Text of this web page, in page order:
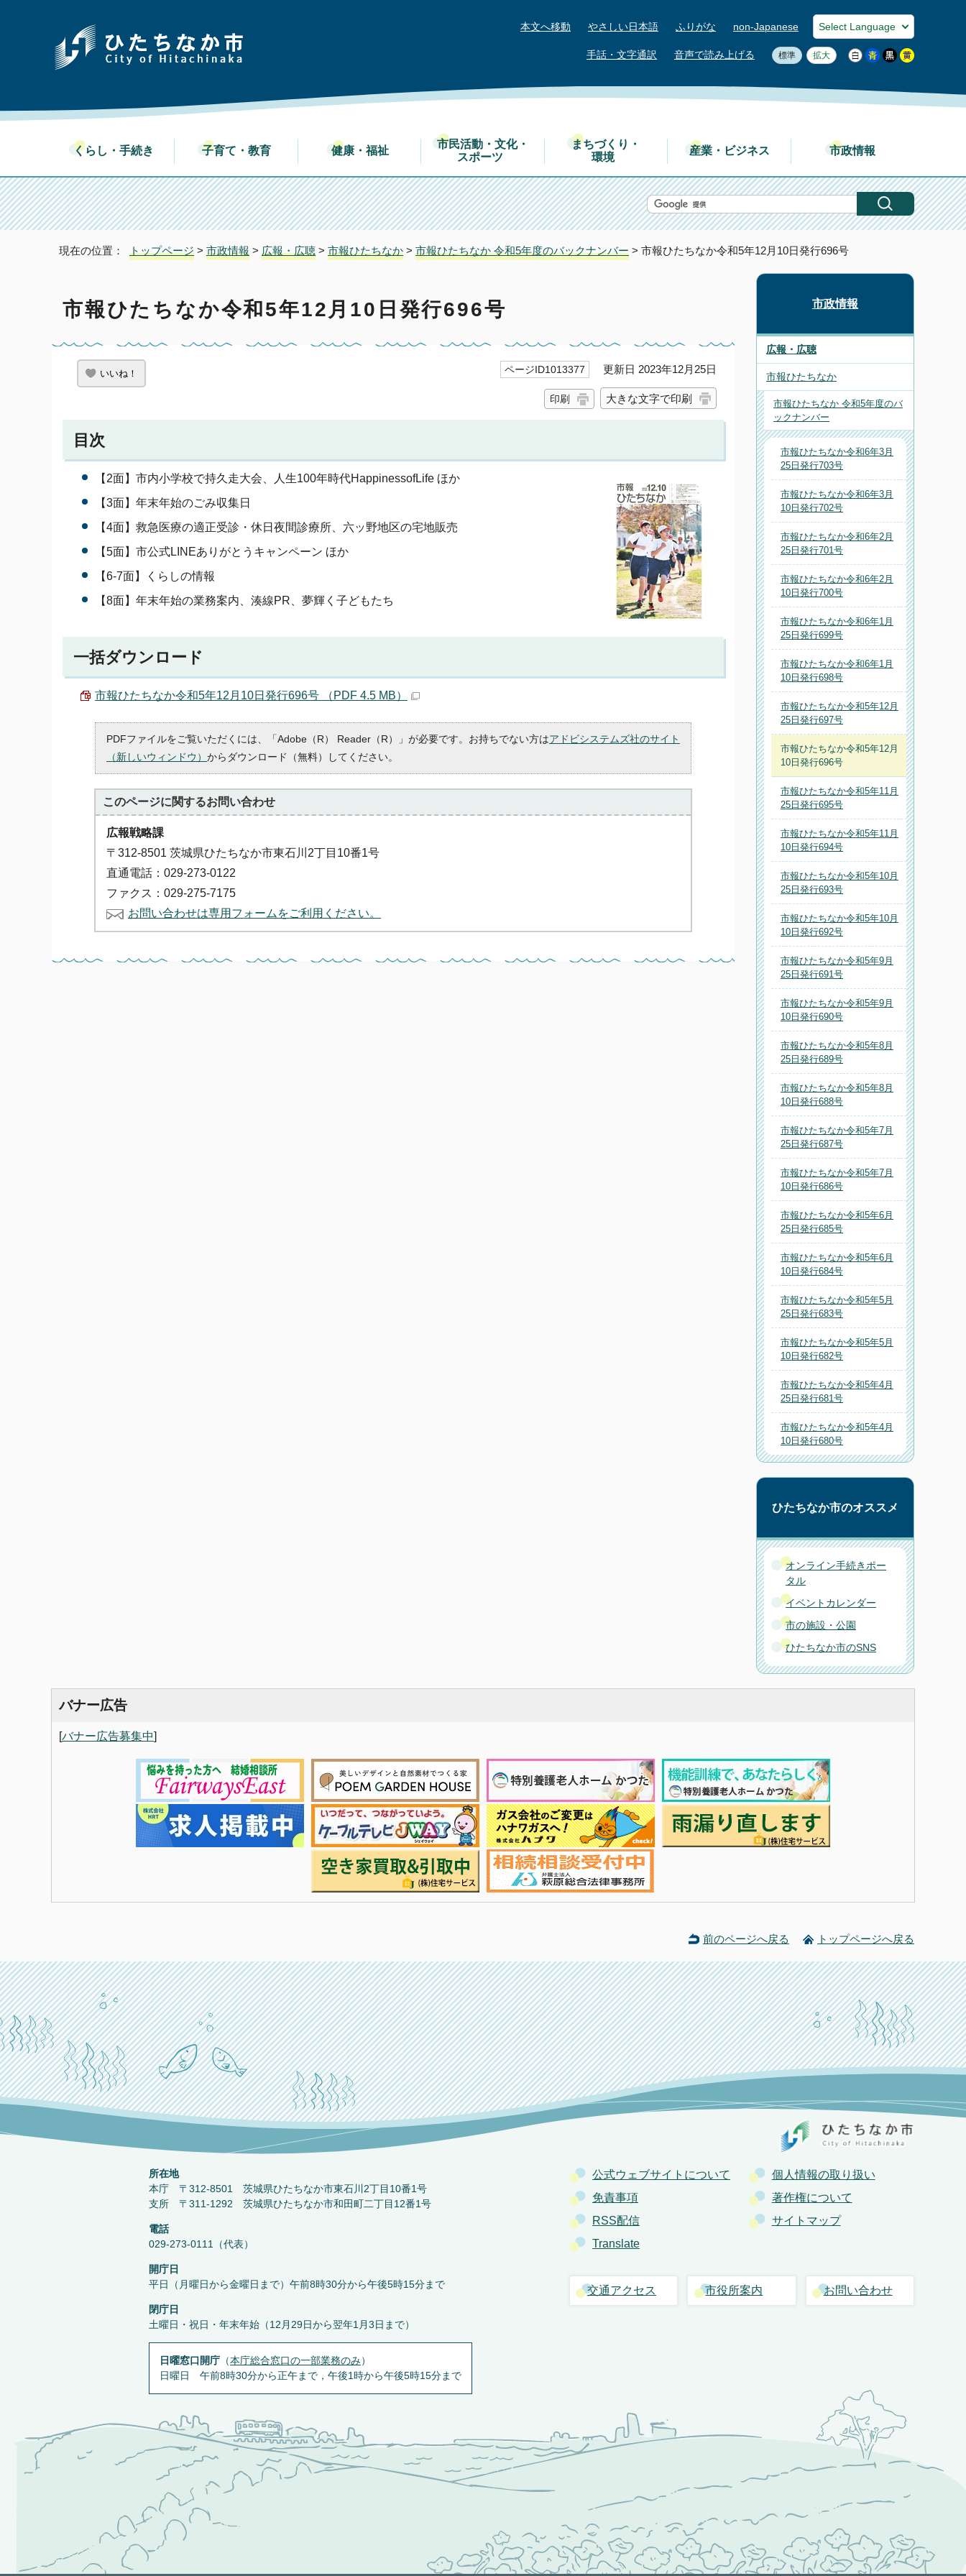
本文へ移動 やさしい日本語 ふりがな non-Japanese
手話・文字通訳 音声で読み上げる 標準 拡大
くらし・手続き 子育て・教育 健康・福祉
市民活動・文化・
スポーツ
まちづくり・
環境
産業・ビジネス 市政情報
現在の位置： トップページ > 市政情報 > 広報・広聴 > 市報ひたちなか > 市報ひたちなか 令和5年度のバックナンバー > 市報ひたちなか令和5年12月10日発行696号
市報ひたちなか令和5年12月10日発行696号
いいね！ ページID1013377 更新日 2023年12月25日
印刷 大きな文字で印刷
目次
【2面】市内小学校で持久走大会、人生100年時代HappinessofLife ほか
【3面】年末年始のごみ収集日
【4面】救急医療の適正受診・休日夜間診療所、六ッ野地区の宅地販売
【5面】市公式LINEありがとうキャンペーン ほか
【6-7面】くらしの情報
【8面】年末年始の業務案内、湊線PR、夢輝く子どもたち
一括ダウンロード
市報ひたちなか令和5年12月10日発行696号 （PDF 4.5 MB）
PDFファイルをご覧いただくには、「Adobe（R） Reader（R）」が必要です。お持ちでない方はアドビシステムズ社のサイト
（新しいウィンドウ） からダウンロード（無料）してください。
このページに関するお問い合わせ
広報戦略課
〒312-8501 茨城県ひたちなか市東石川2丁目10番1号
直通電話：029-273-0122
ファクス：029-275-7175
お問い合わせは専用フォームをご利用ください。
市政情報
広報・広聴
市報ひたちなか
市報ひたちなか 令和5年度のバ
ックナンバー
市報ひたちなか令和6年3月
25日発行703号
市報ひたちなか令和6年3月
10日発行702号
市報ひたちなか令和6年2月
25日発行701号
市報ひたちなか令和6年2月
10日発行700号
市報ひたちなか令和6年1月
25日発行699号
市報ひたちなか令和6年1月
10日発行698号
市報ひたちなか令和5年12月
25日発行697号
市報ひたちなか令和5年12月
10日発行696号
市報ひたちなか令和5年11月
25日発行695号
市報ひたちなか令和5年11月
10日発行694号
市報ひたちなか令和5年10月
25日発行693号
市報ひたちなか令和5年10月
10日発行692号
市報ひたちなか令和5年9月
25日発行691号
市報ひたちなか令和5年9月
10日発行690号
市報ひたちなか令和5年8月
25日発行689号
市報ひたちなか令和5年8月
10日発行688号
市報ひたちなか令和5年7月
25日発行687号
市報ひたちなか令和5年7月
10日発行686号
市報ひたちなか令和5年6月
25日発行685号
市報ひたちなか令和5年6月
10日発行684号
市報ひたちなか令和5年5月
25日発行683号
市報ひたちなか令和5年5月
10日発行682号
市報ひたちなか令和5年4月
25日発行681号
市報ひたちなか令和5年4月
10日発行680号
ひたちなか市のオススメ
オンライン手続きポー
タル
イベントカレンダー
市の施設・公園
ひたちなか市のSNS
バナー広告
[バナー広告募集中]
前のページへ戻る トップページへ戻る
公式ウェブサイトについて
個人情報の取り扱い
免責事項
著作権について
RSS配信
サイトマップ
Translate
交通アクセス 市役所案内 お問い合わせ
所在地
本庁 〒312-8501 茨城県ひたちなか市東石川2丁目10番1号
支所 〒311-1292 茨城県ひたちなか市和田町二丁目12番1号
電話
029-273-0111（代表）
開庁日
平日（月曜日から金曜日まで）午前8時30分から午後5時15分まで
閉庁日
土曜日・祝日・年末年始（12月29日から翌年1月3日まで）
日曜窓口開庁 （本庁総合窓口の一部業務のみ）
日曜日 午前8時30分から正午まで，午後1時から午後5時15分まで